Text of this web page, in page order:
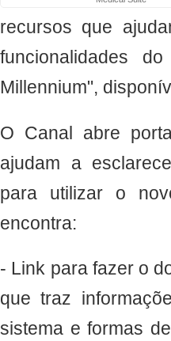
recursos que
funcionalidades
Millennium",
O Canal abre
ajudam a
para utilizar o
encontra:
- Link para fazer o
que traz
sistema e formas